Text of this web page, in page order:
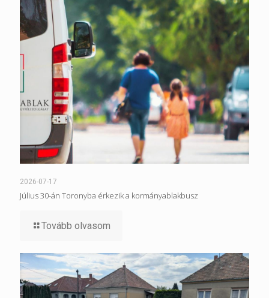
2026-07-17
Július 30-án Toronyba érkezik a kormányablakbusz
Tovább olvasom